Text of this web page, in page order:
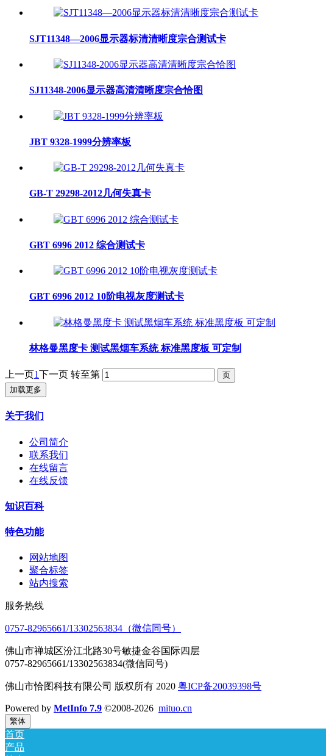
SJT11348—2006显示器标清清晰度宗合测试卡
SJ11348-2006显示器高清清晰度宗合恰图
JBT 9328-1999分辨率板
GB-T 29298-2012几何失真卡
GBT 6996 2012 综合测试卡
GBT 6996 2012 10阶电视灰度测试卡
林格曼黑度卡 测试黑烟车系统 标准黑度板 可定制
上一页1下一页 转至第
加载更多
关于我们
公司简介
联系我们
在线留言
在线反馈
知识百科
特色功能
网站地图
聚合标签
站内搜索
服务热线
0757-82965661/13302563834（微信同号）
佛山市禅城区汾江北路30号敏捷金谷国际四层
0757-82965661/13302563834(微信同号)
佛山市恰图科技有限公司 版权所有 2020 粤ICP备20039398号
Powered by MetInfo 7.9 ©2008-2026 mituo.cn
繁体
首页
产品